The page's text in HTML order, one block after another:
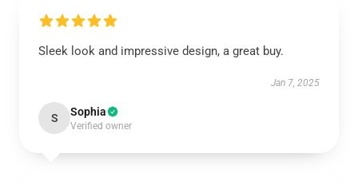
Sleek look and impressive design, a great buy.
Jan 7, 2025
S Sophia
Verified owner